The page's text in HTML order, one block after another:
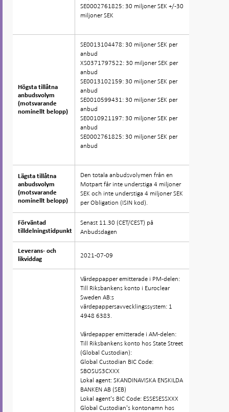
Högsta tillåtna
anbudsvolym
(motsvarande
nominellt belopp)
Lägsta tillåtna
anbudsvolym
(motsvarande
nominellt belopp)
Förväntad
tilldelningstidpunkt
Leverans- och
likviddag
SE0002761825: 30 miljoner SEK +/-30
miljoner SEK
Högsta tillåtna
anbudsvolym
(motsvarande
nominellt belopp)
SE0013104478: 30 miljoner SEK per
anbud
XS0371797522: 30 miljoner SEK per
anbud
SE0013102159: 30 miljoner SEK per
anbud
SE0010599431: 30 miljoner SEK per
anbud
SE0010921197: 30 miljoner SEK per
anbud
SE0002761825: 30 miljoner SEK per
anbud
Lägsta tillåtna
anbudsvolym
(motsvarande
nominellt belopp)
Den totala anbudsvolymen från en
Motpart får inte understiga 4 miljoner
SEK och inte understiga 4 miljoner SEK
per Obligation (ISIN kod).
Förväntad
tilldelningstidpunkt
Senast 11.30 (CET/CEST) på
Anbudsdagen
Leverans- och
likviddag
2021-07-09
Värdeppapper emitterade i PM-delen:
Till Riksbankens konto i Euroclear
Sweden AB:s
värdepappersavvecklingssystem: 1
4948 6383.
Värdepapper emitterade i AM-delen:
Till Riksbankens konto hos State Street
(Global Custodian):
Global Custodian BIC Code:
SBOSUS3CXXX
Lokal agent: SKANDINAVISKA ENSKILDA
BANKEN AB (SEB)
Lokal agent's BIC Code: ESSESESSXXX
Global Custodian's kontonamn hos